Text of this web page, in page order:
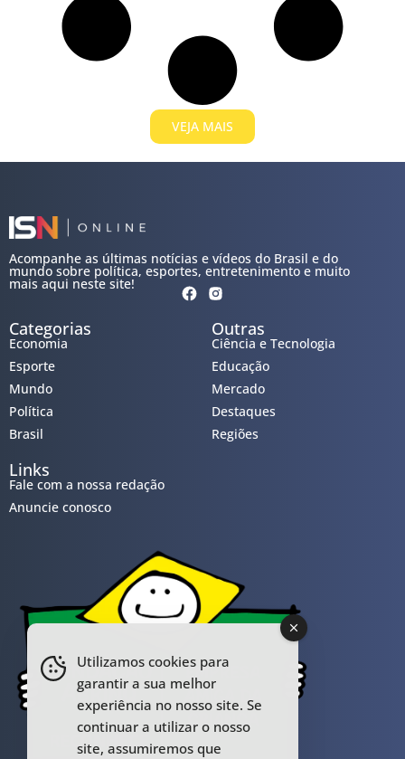
VEJA MAIS
Acompanhe as últimas notícias e vídeos do Brasil e do
mundo sobre política, esportes, entretenimento e muito
mais aqui neste site!
Categorias
Economia
Esporte
Mundo
Política
Brasil
Outras
Ciência e Tecnologia
Educação
Mercado
Destaques
Regiões
Links
Fale com a nossa redação
Anuncie conosco
Utilizamos cookies para
garantir a sua melhor
experiência no nosso site. Se
continuar a utilizar o nosso
site, assumiremos que